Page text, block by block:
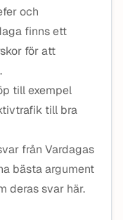
och
finns ett
för att
till exempel
till bra
från Vardagas
bästa argument
deras svar här.